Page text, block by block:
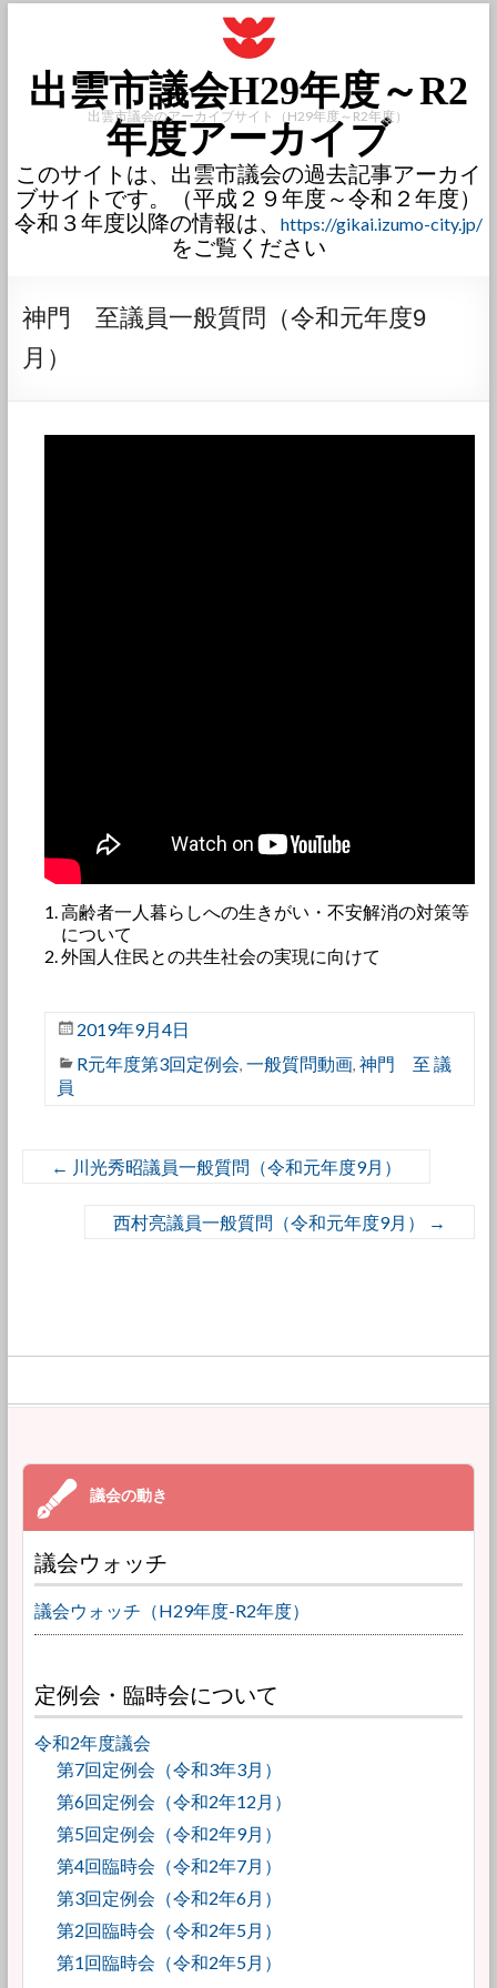
出雲市議会H29年度～R2
年度アーカイブ
出雲市議会のアーカイブサイト（H29年度～R2年度）
このサイトは、出雲市議会の過去記事アーカイ
ブサイトです。（平成２９年度～令和２年度）
令和３年度以降の情報は、
https://gikai.izumo-city.jp/
をご覧ください
神門 至議員一般質問（令和元年度9
月）
高齢者一人暮らしへの生きがい・不安解消の対策等
について
外国人住民との共生社会の実現に向けて
2019年9月4日
R元年度第3回定例会, 一般質問動画, 神門 至 議
員
← 川光秀昭議員一般質問（令和元年度9月）
西村亮議員一般質問（令和元年度9月） →
議会ウォッチ
議会ウォッチ（H29年度-R2年度）
定例会・臨時会について
令和2年度議会
第7回定例会（令和3年3月）
第6回定例会（令和2年12月）
第5回定例会（令和2年9月）
第4回臨時会（令和2年7月）
第3回定例会（令和2年6月）
第2回臨時会（令和2年5月）
第1回臨時会（令和2年5月）